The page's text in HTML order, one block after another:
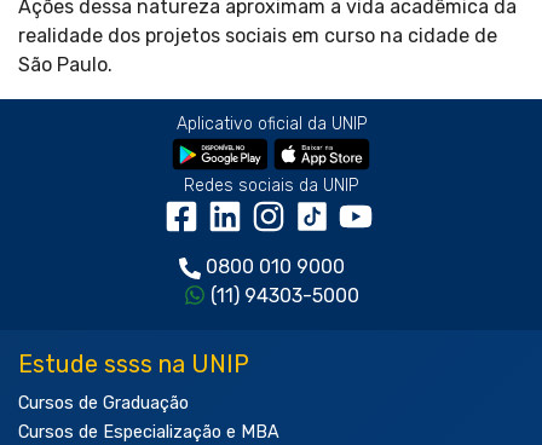
Ações dessa natureza aproximam a vida acadêmica da
realidade dos projetos sociais em curso na cidade de
São Paulo.
Aplicativo oficial da UNIP
Redes sociais da UNIP
0800 010 9000
(11) 94303-5000
Estude ssss na UNIP
Cursos de Graduação
Cursos de Especialização e MBA